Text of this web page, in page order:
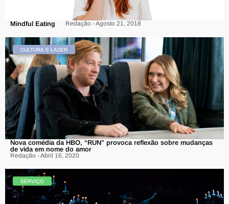
Mindful Eating Redação - Agosto 21, 2018
CULTURA E LAZER
Nova comédia da HBO, “RUN” provoca reflexão sobre mudanças
de vida em nome do amor
Redação - Abril 16, 2020
SERVIÇO